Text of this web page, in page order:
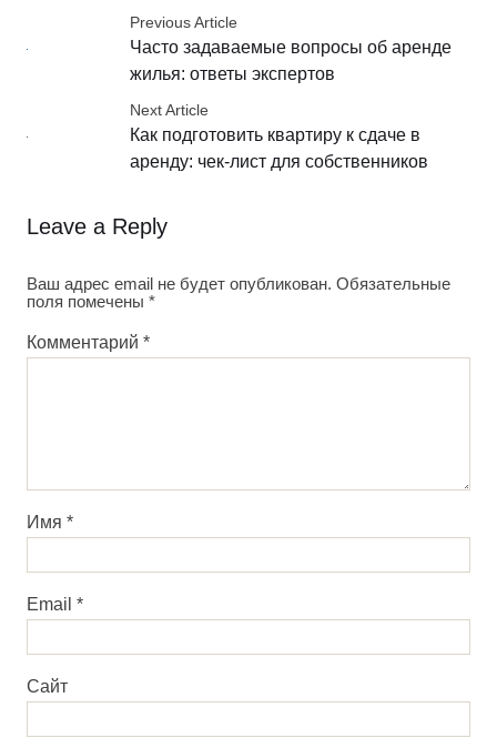
Previous Article
Часто задаваемые вопросы об аренде
жилья: ответы экспертов
Next Article
Как подготовить квартиру к сдаче в
аренду: чек-лист для собственников
Leave a Reply
Ваш адрес email не будет опубликован. Обязательные
поля помечены *
Комментарий *
Имя *
Email *
Сайт